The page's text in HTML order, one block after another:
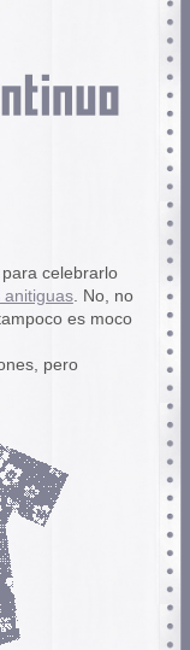
celebrarlo
anitiguas. No, no
es moco
pero